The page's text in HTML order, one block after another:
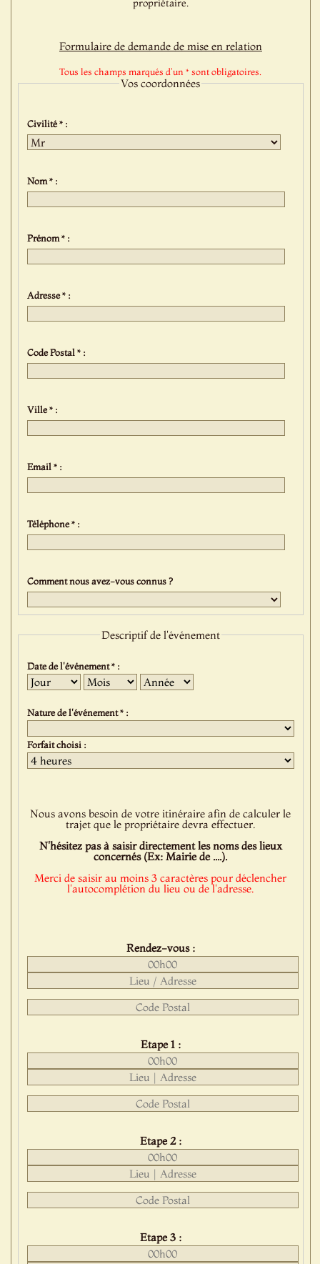
propriétaire.
Formulaire de demande de mise en relation
Tous les champs marqués d'un * sont obligatoires.
Vos coordonnées
Civilité * :
Nom * :
Prénom * :
Adresse * :
Code Postal * :
Ville * :
Email * :
Téléphone * :
Comment nous avez-vous connus ?
Descriptif de l'événement
Date de l'événement * :
Jour Mois Année
Nature de l'événement * :
Forfait choisi :
Nous avons besoin de votre itinéraire afin de calculer le
trajet que le propriétaire devra effectuer.
N'hésitez pas à saisir directement les noms des lieux
concernés (Ex: Mairie de ....).
Merci de saisir au moins 3 caractères pour déclencher
l'autocomplétion du lieu ou de l'adresse.
Rendez-vous :
Etape 1 :
Etape 2 :
Etape 3 :